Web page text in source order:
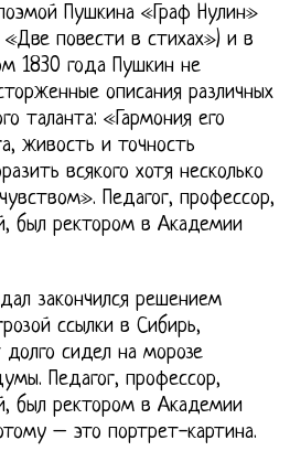
Пушкина «Граф Нулин»
повести в стихах») и в
1830 года Пушкин не
описания различных
таланта: «Гармония его
живость и точность
всякого хотя несколько
Педагог, профессор,
был ректором в Академии
закончился решением
ссылки в Сибирь,
долго сидел на морозе
Педагог, профессор,
был ректором в Академии
– это портрет-картина.